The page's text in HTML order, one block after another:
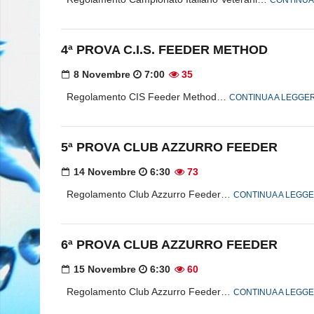
4ª PROVA C.I.S. FEEDER METHOD
8 Novembre 7:00
35
Regolamento CIS Feeder Method… CONTINUA A
5ª PROVA CLUB AZZURRO FEEDER
14 Novembre 6:30
73
Regolamento Club Azzurro Feeder… CONTINUA A
6ª PROVA CLUB AZZURRO FEEDER
15 Novembre 6:30
60
Regolamento Club Azzurro Feeder… CONTINUA A